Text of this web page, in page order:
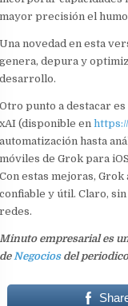
mayor precisión el
Una novedad en esta
genera, depura y
desarrollo.
Otro punto a destacar
xAI (disponible en
automatización hasta
móviles de Grok para
Con estas mejoras,
confiable y útil. Claro,
redes.
Minuto empresarial es
de Negociosdel